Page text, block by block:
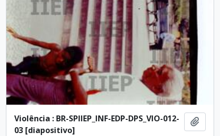
Violência : BR-SPIIEP_INF-EDP-DPS_VIO-012-
03 [diapositivo]